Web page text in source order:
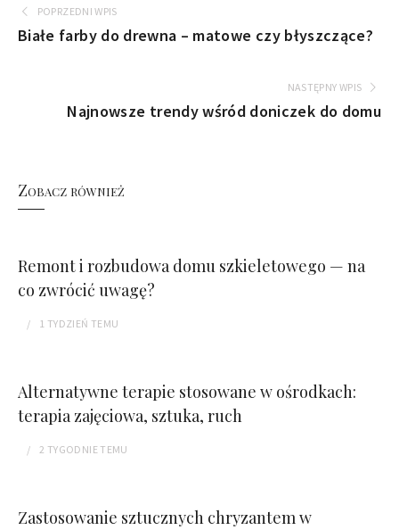
POPRZEDNI WPIS
Białe farby do drewna – matowe czy błyszczące?
NASTĘPNY WPIS
Najnowsze trendy wśród doniczek do domu
Zobacz również
Remont i rozbudowa domu szkieletowego — na
co zwrócić uwagę?
1 TYDZIEŃ TEMU
Alternatywne terapie stosowane w ośrodkach:
terapia zajęciowa, sztuka, ruch
2 TYGODNIETEMU
Zastosowanie sztucznych chryzantem w